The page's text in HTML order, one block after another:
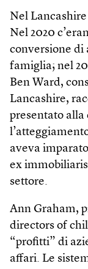
Nel
Nel 2020
conversione di
famiglia; nel
Ben Ward,
Lancashire,
presentato alla
aveva
ex
settore.
Ann Graham,
directors of
“profitti” di
affari. Le